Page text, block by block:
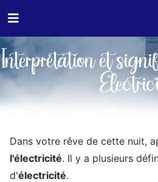
Interprétation et
Dans votre rêve de cette nuit,
l'électricité. Il y a plusieurs
d'électricité.